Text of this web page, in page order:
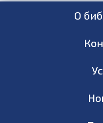
О